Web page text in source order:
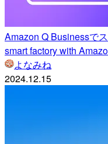
Amazon Q Businessで
smart factory with
よなみね
2024.12.15